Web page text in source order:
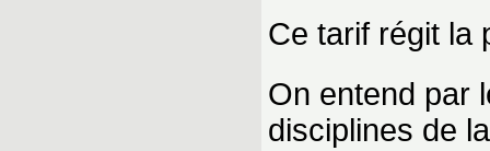
Ce tarif régit la
On entend par
disciplines de